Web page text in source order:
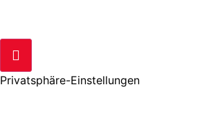
Privatsphäre-Einstellungen